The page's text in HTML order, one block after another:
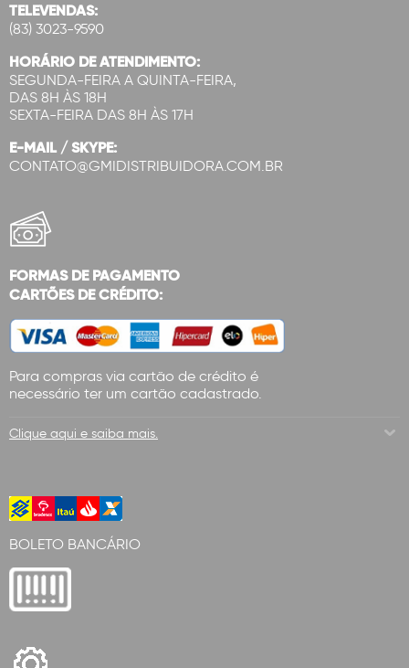
TELEVENDAS:
(83) 3023-9590
HORÁRIO DE ATENDIMENTO:
SEGUNDA-FEIRA A QUINTA-FEIRA,
DAS 8H ÀS 18H
SEXTA-FEIRA DAS 8H ÀS 17H
E-MAIL / SKYPE:
CONTATO@GMIDISTRIBUIDORA.COM.BR
FORMAS DE PAGAMENTO
CARTÕES DE CRÉDITO:
Para compras via cartão de crédito é
necessário ter um cartão cadastrado.
Clique aqui e saiba mais.
BOLETO BANCÁRIO